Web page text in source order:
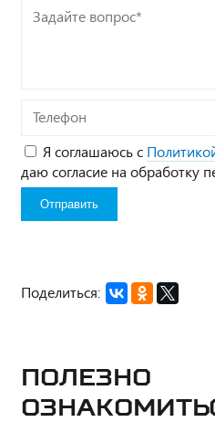
Задайте
вопрос*
Телефон
Я соглашаюсь с
даю согласие на обработку
Поделиться:
Полезно